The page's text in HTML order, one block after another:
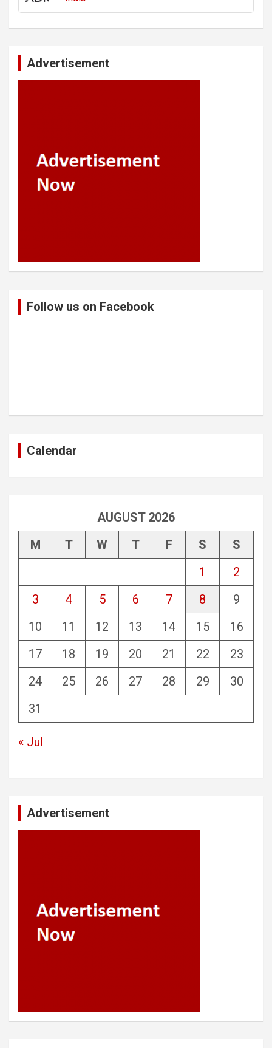
Advertisement
Follow us on Facebook
Calendar
AUGUST 2026
M
T W T F S
S
1
2
3
4 5 6 7 8
9
10
11 12 13 14 15
16
17
18 19 20 21 22
23
24
25 26 27 28 29
30
31
« Jul
Advertisement